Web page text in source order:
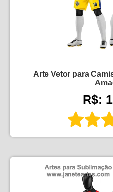
Arte Vetor para
R$: